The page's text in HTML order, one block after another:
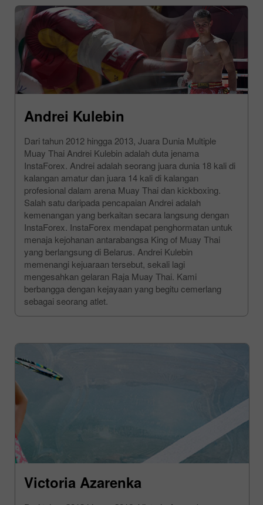
Andrei Kulebin
Dari tahun 2012 hingga 2013, Juara Dunia Multiple
Muay Thai Andrei Kulebin adalah duta jenama
InstaForex. Andrei adalah seorang juara dunia 18 kali di
kalangan amatur dan juara 14 kali di kalangan
profesional dalam arena Muay Thai dan kickboxing.
Salah satu daripada pencapaian Andrei adalah
kemenangan yang berkaitan secara langsung dengan
InstaForex. InstaForex mendapat penghormatan untuk
menaja kejohanan antarabangsa King of Muay Thai
yang berlangsung di Belarus. Andrei Kulebin
memenangi kejuaraan tersebut, sekali lagi
mengesahkan gelaran Raja Muay Thai. Kami
berbangga dengan kejayaan yang begitu cemerlang
sebagai seorang atlet.
Victoria Azarenka